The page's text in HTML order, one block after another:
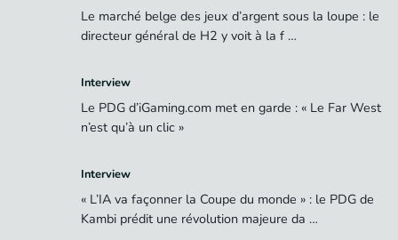
Le marché belge des jeux d’argent sous la loupe : le
directeur général de H2 y voit à la f …
Interview
Le PDG d’iGaming.com met en garde : « Le Far West
n’est qu’à un clic »
Interview
« L’IA va façonner la Coupe du monde » : le PDG de
Kambi prédit une révolution majeure da …